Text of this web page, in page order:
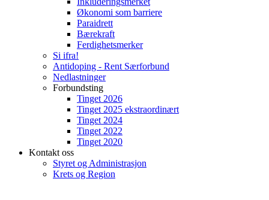
Økonomi som barriere
Paraidrett
Bærekraft
Ferdighetsmerker
Si ifra!
Antidoping - Rent Særforbund
Nedlastninger
Forbundsting
Tinget 2026
Tinget 2025 ekstraordinært
Tinget 2024
Tinget 2022
Tinget 2020
Kontakt oss
Styret og Administrasjon
Krets og Region